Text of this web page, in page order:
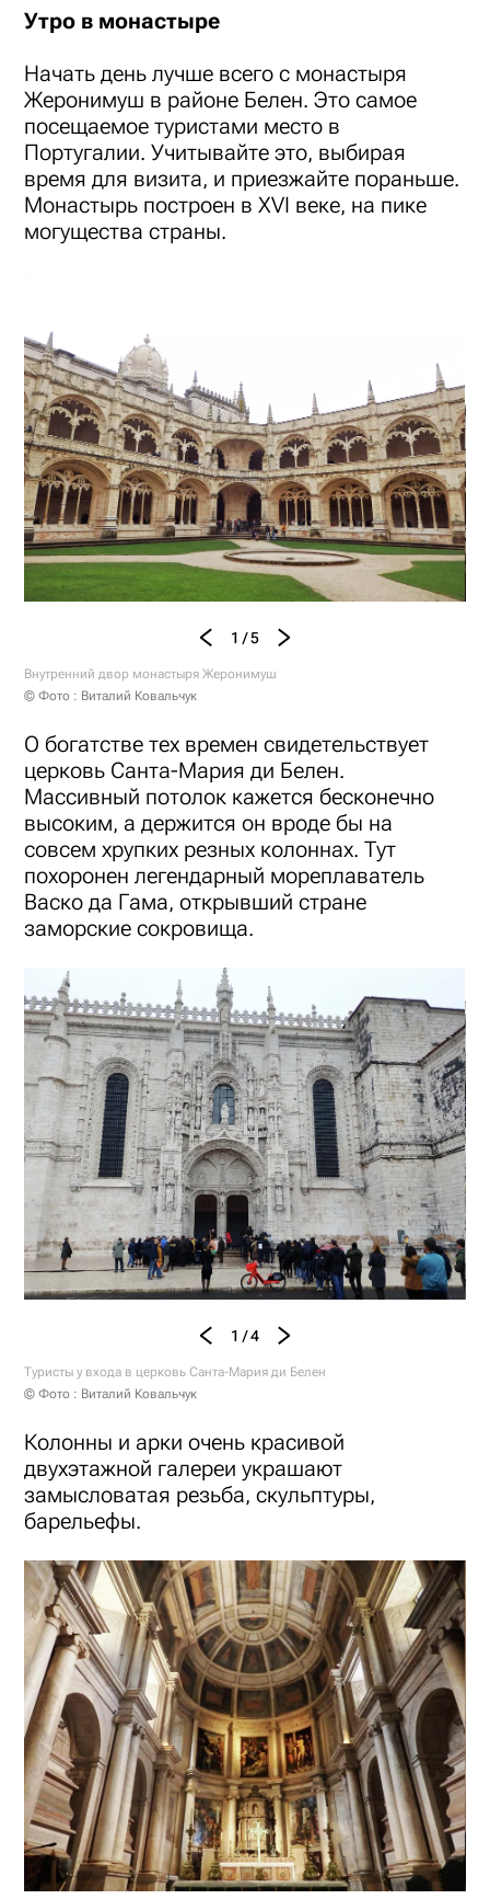
Утро в монастыре
Начать день лучше всего с монастыря
Жеронимуш в районе Белен. Это самое
посещаемое туристами место в
Португалии. Учитывайте это, выбирая
время для визита, и приезжайте пораньше.
Монастырь построен в XVI веке, на пике
могущества страны.
1 / 5
Внутренний двор монастыря Жеронимуш
© Фото : Виталий Ковальчук
О богатстве тех времен свидетельствует
церковь Санта-Мария ди Белен.
Массивный потолок кажется бесконечно
высоким, а держится он вроде бы на
совсем хрупких резных колоннах. Тут
похоронен легендарный мореплаватель
Васко да Гама, открывший стране
заморские сокровища.
1 / 4
Туристы у входа в церковь Санта-Мария ди Белен
© Фото : Виталий Ковальчук
Колонны и арки очень красивой
двухэтажной галереи украшают
замысловатая резьба, скульптуры,
барельефы.